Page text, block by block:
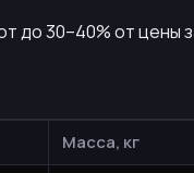
до 30–40% от цены
Масса, кг